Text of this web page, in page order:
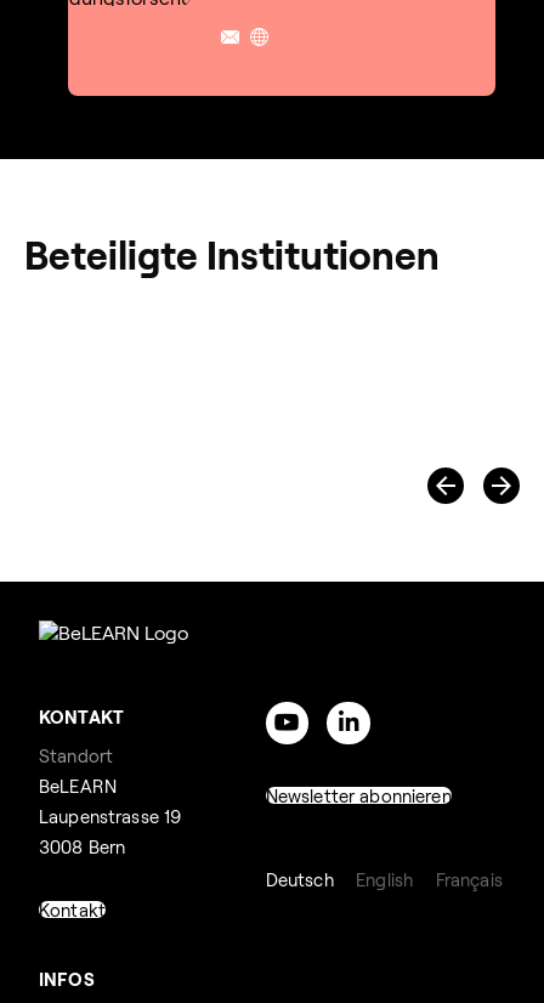
Beteiligte Institutionen
KONTAKT
Standort
BeLEARN
Laupenstrasse 19
3008 Bern
Kontakt
INFOS
Newsletter abonnieren
Deutsch English Français